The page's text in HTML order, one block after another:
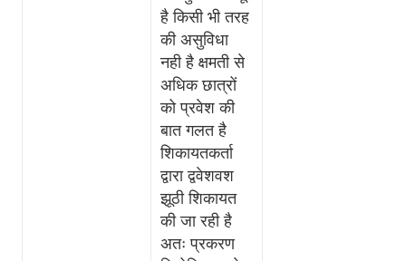
है किसी भी तरह
की असुविधा
नही है क्षमती से
अधिक छात्रों
को प्रवेश की
बात गलत है
शिकायतकर्ता
द्वारा द्ववेशवश
झूठी शिकायत
की जा रही है
अतः प्रकरण